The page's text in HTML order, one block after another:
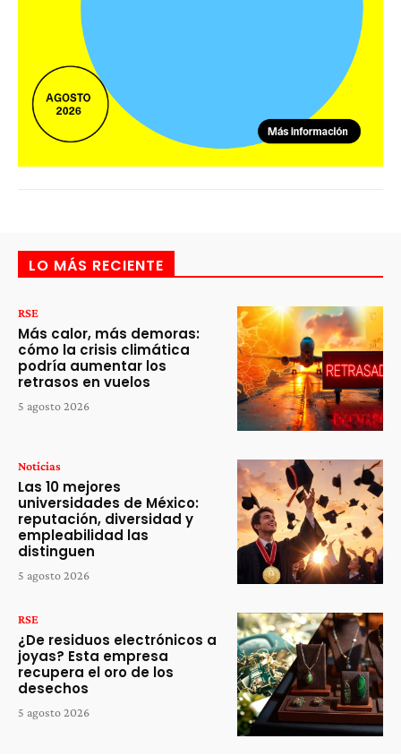
LO MÁS RECIENTE
RSE
Más calor, más demoras:
cómo la crisis climática
podría aumentar los
retrasos en vuelos
5 agosto 2026
Noticias
Las 10 mejores
universidades de México:
reputación, diversidad y
empleabilidad las
distinguen
5 agosto 2026
RSE
¿De residuos electrónicos a
joyas? Esta empresa
recupera el oro de los
desechos
5 agosto 2026